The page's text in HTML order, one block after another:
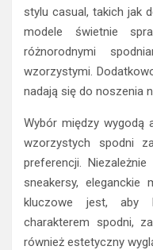
stylu casual, takich jak
modele świetnie
różnorodnymi
wzorzystymi.
nadają się do noszenia
Wybór między wygodą
wzorzystych spodni
preferencji.
sneakersy, eleganckie
kluczowe jest, aby
charakterem spodni,
również estetyczny